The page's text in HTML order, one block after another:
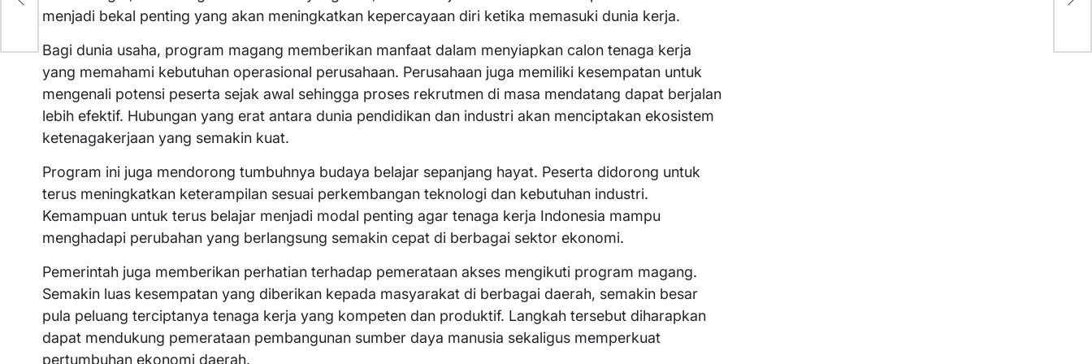
menjadi bekal penting yang akan meningkatkan kepercayaan diri ketika memasuki dunia kerja.
Bagi dunia usaha, program magang memberikan manfaat dalam menyiapkan calon tenaga kerja
yang memahami kebutuhan operasional perusahaan. Perusahaan juga memiliki kesempatan untuk
mengenali potensi peserta sejak awal sehingga proses rekrutmen di masa mendatang dapat berjalan
lebih efektif. Hubungan yang erat antara dunia pendidikan dan industri akan menciptakan ekosistem
ketenagakerjaan yang semakin kuat.
Program ini juga mendorong tumbuhnya budaya belajar sepanjang hayat. Peserta didorong untuk
terus meningkatkan keterampilan sesuai perkembangan teknologi dan kebutuhan industri.
Kemampuan untuk terus belajar menjadi modal penting agar tenaga kerja Indonesia mampu
menghadapi perubahan yang berlangsung semakin cepat di berbagai sektor ekonomi.
Pemerintah juga memberikan perhatian terhadap pemerataan akses mengikuti program magang.
Semakin luas kesempatan yang diberikan kepada masyarakat di berbagai daerah, semakin besar
pula peluang terciptanya tenaga kerja yang kompeten dan produktif. Langkah tersebut diharapkan
dapat mendukung pemerataan pembangunan sumber daya manusia sekaligus memperkuat
pertumbuhan ekonomi daerah.